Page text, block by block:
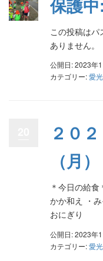
この投稿は
ありません。
公開日: 2023年
カテゴリー:愛
２０
（月）
＊今日の給
かか和え ・
おにぎり
公開日: 2023年
カテゴリー:愛